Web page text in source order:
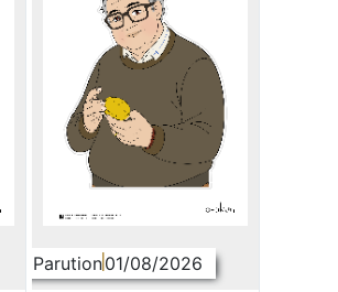
Parution01/08/2026